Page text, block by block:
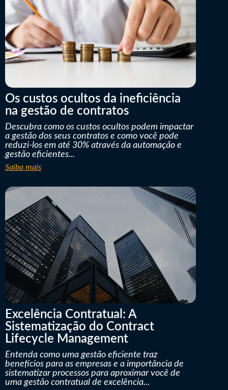
Os custos ocultos da ineficiência
na gestão de contratos
Descubra como os custos ocultos podem impactar
a gestão dos seus contratos e como você pode
reduzi-los em até 30% através da automação e
gestão eficientes...
Saiba mais
Excelência Contratual: A
Sistematização do Contract
Lifecycle Management
Entenda como uma gestão eficiente traz
benefícios para as empresas e a importância de
sistematizar processos para aproximar você de
uma gestão contratual de excelência...